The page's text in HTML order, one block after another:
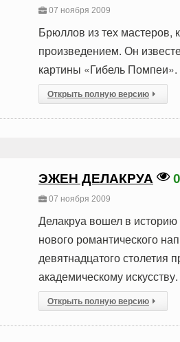
07 ноября 2009
Брюллов из тех мастеров,
произведением. Он
картины «Гибель Помпеи».
Открыть полную версию
ЭЖЕН ДЕЛАКРУА 0
07 ноября 2009
Делакруа вошел в историю
нового романтического
девятнадцатого столетия
академическому искусству.
Открыть полную версию